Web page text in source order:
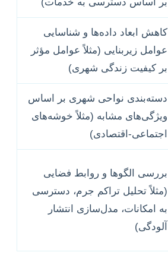
کاهش ابعاد داده‌ها و شناسایی
عوامل زیربنایی (مثلاً عوامل مؤثر
بر کیفیت زندگی شهری)
دسته‌بندی نواحی شهری بر اساس
ویژگی‌های مشابه (مثلاً خوشه‌های
اجتماعی-اقتصادی)
بررسی الگوها و روابط فضایی
(مثلاً تحلیل تراکم جرم، دسترسی
به امکانات، مدل‌سازی انتشار
آلودگی)